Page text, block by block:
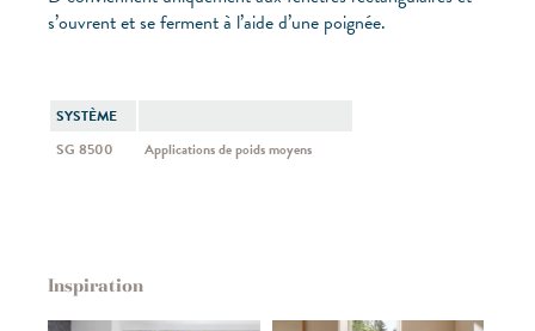
s’ouvrent et se ferment à l’aide d’une poignée.
SYSTÈME
SG 8500
Applications de poids moyens
Inspiration